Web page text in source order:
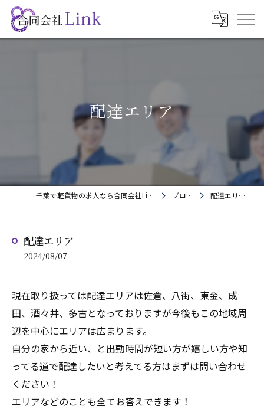
配達エリア
千葉で軽貨物の求人なら合同会社Link ブログ 配達エリア
配達エリア
2024/08/07
現在取り扱っては配達エリアは佐倉、八街、東金、成
田、酒々井、多古となっておりますが今後もこの地域周
辺を中心にエリアは広まります。
自分の家から近い、と出勤時間が短い方が嬉しい方や知
ってる道で配達したいと考えてる方はまずは問い合わせ
ください！
エリアなどのことも全てお答えできます！